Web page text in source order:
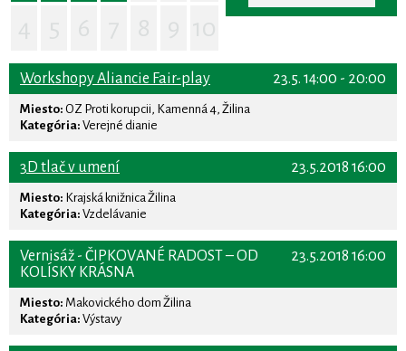
23.5. 14:00 - 20:00
Workshopy Aliancie Fair-play
Miesto: OZ Proti korupcii, Kamenná 4, Žilina
Kategória: Verejné dianie
23.5.2018 16:00
3D tlač v umení
Miesto: Krajská knižnica Žilina
Kategória: Vzdelávanie
23.5.2018 16:00
Vernisáž - ČIPKOVANÉ RADOST – OD
KOLÍSKY KRÁSNA
Miesto: Makovického dom Žilina
Kategória: Výstavy